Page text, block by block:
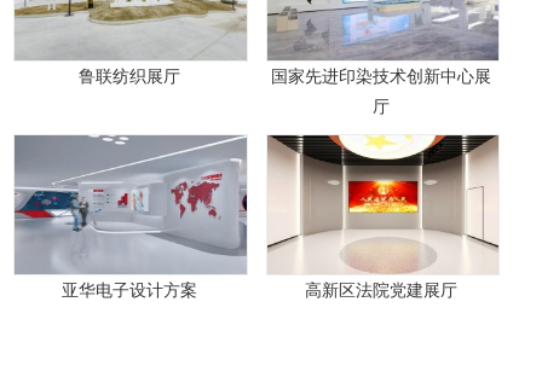
鲁联纺织展厅
国家先进印染技术创新中心展
厅
亚华电子设计方案 高新区法院党建展厅